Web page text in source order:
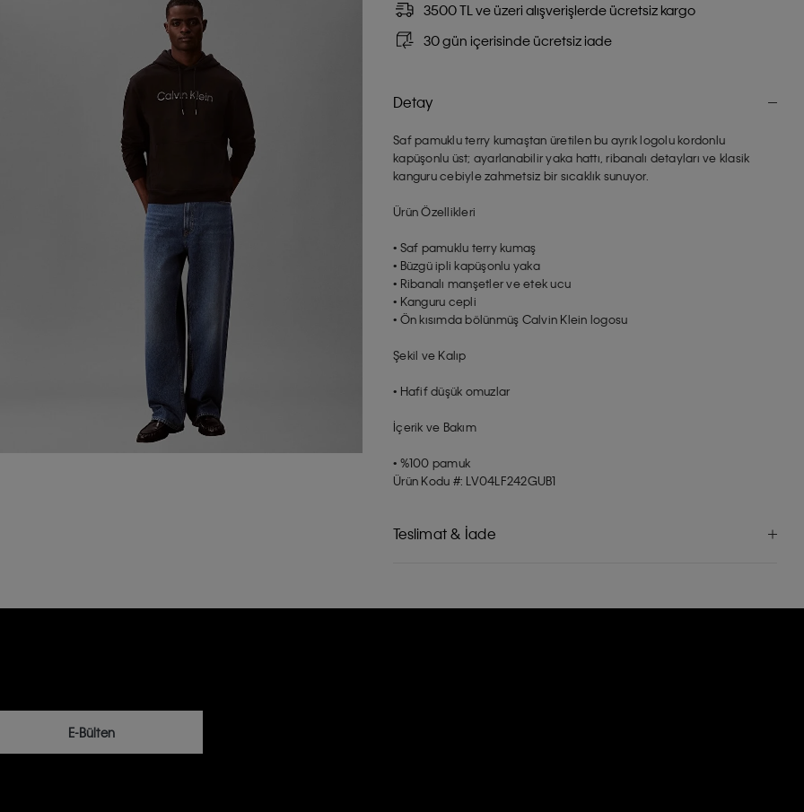
3500 TL ve üzeri alışverişlerde ücretsiz kargo
30 gün içerisinde ücretsiz iade
Detay
Saf pamuklu terry kumaştan üretilen bu ayrık logolu kordonlu
kapüşonlu üst; ayarlanabilir yaka hattı, ribanalı detayları ve klasik
kanguru cebiyle zahmetsiz bir sıcaklık sunuyor.
Ürün Özellikleri
• Saf pamuklu terry kumaş
• Büzgü ipli kapüşonlu yaka
• Ribanalı manşetler ve etek ucu
• Kanguru cepli
• Ön kısımda bölünmüş Calvin Klein logosu
Şekil ve Kalıp
• Hafif düşük omuzlar
İçerik ve Bakım
• %100 pamuk
Ürün Kodu #: LV04LF242GUB1
Teslimat & İade
E-Bülten